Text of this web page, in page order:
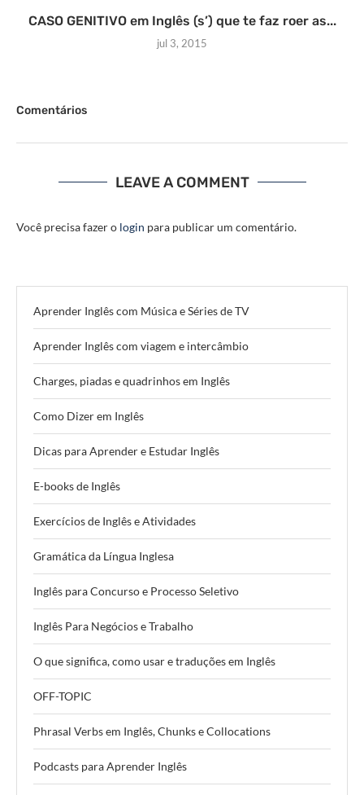
CASO GENITIVO em Inglês (s’) que te faz roer as...
jul 3, 2015
Comentários
LEAVE A COMMENT
Você precisa fazer o login para publicar um comentário.
Aprender Inglês com Música e Séries de TV
Aprender Inglês com viagem e intercâmbio
Charges, piadas e quadrinhos em Inglês
Como Dizer em Inglês
Dicas para Aprender e Estudar Inglês
E-books de Inglês
Exercícios de Inglês e Atividades
Gramática da Língua Inglesa
Inglês para Concurso e Processo Seletivo
Inglês Para Negócios e Trabalho
O que significa, como usar e traduções em Inglês
OFF-TOPIC
Phrasal Verbs em Inglês, Chunks e Collocations
Podcasts para Aprender Inglês